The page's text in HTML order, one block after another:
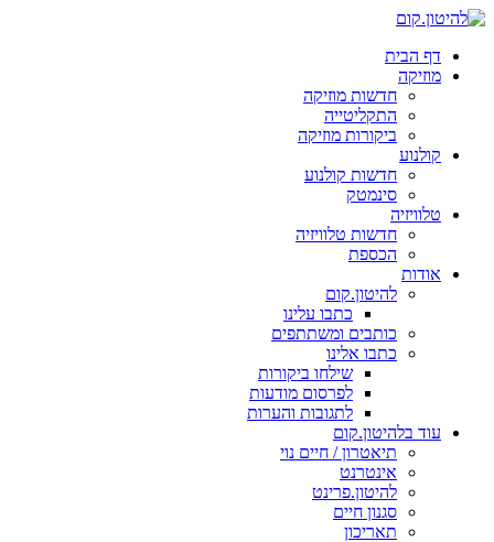
דף הבית
מוזיקה
חדשות מוזיקה
התקליטייה
ביקורות מוזיקה
קולנוע
חדשות קולנוע
סינמטק
טלוויזיה
חדשות טלוויזיה
הכספת
אודות
להיטון.קום
כתבו עלינו
כותבים ומשתתפים
כתבו אלינו
שילחו ביקורות
לפרסום מודעות
לתגובות והערות
עוד בלהיטון.קום
תיאטרון / חיים נוי
אינטרנט
להיטון.פרינט
סגנון חיים
תאריכון